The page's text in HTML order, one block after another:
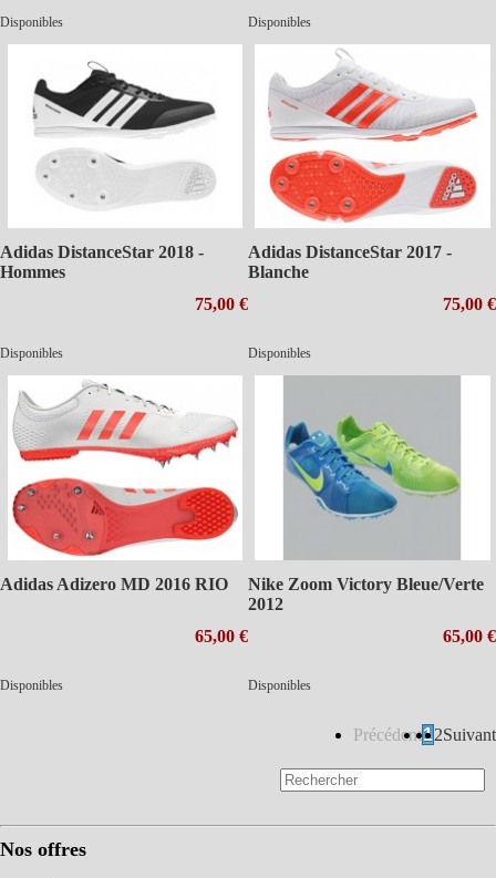
Disponibles Disponibles
Adidas DistanceStar 2018 -
Hommes
75,00 €
Disponibles
Adidas DistanceStar 2017 -
Blanche
75,00 €
Disponibles
Adidas Adizero MD 2016 RIO
65,00 €
Disponibles
Nike Zoom Victory Bleue/Verte
2012
65,00 €
Disponibles
Précédent12Suivant
Nos offres